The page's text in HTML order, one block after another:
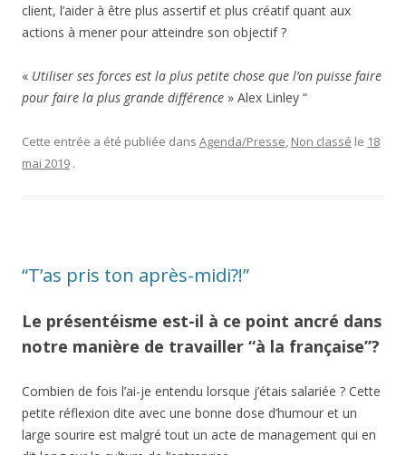
client, l’aider à être plus assertif et plus créatif quant aux
actions à mener pour atteindre son objectif ?
« Utiliser ses forces est la plus petite chose que l’on puisse faire
pour faire la plus grande différence » Alex Linley “
Cette entrée a été publiée dans Agenda/Presse, Non classé le 18
mai 2019 .
“T’as pris ton après-midi?!”
Le présentéisme est-il à ce point ancré dans
notre manière de travailler “à la française”?
Combien de fois l’ai-je entendu lorsque j’étais salariée ? Cette
petite réflexion dite avec une bonne dose d’humour et un
large sourire est malgré tout un acte de management qui en